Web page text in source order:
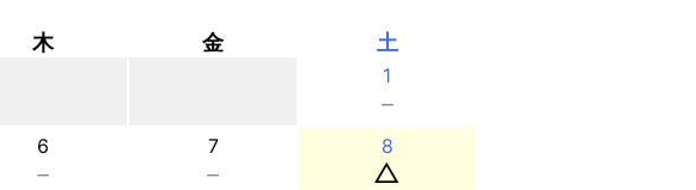
木 金 土
1
－
6
－
7
－
8
△